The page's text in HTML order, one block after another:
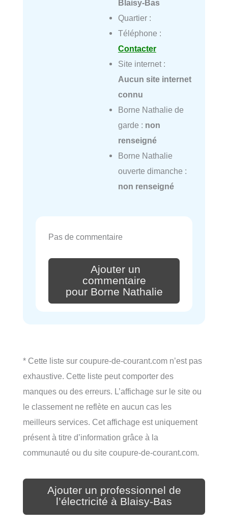
Blaisy-Bas
Quartier :
Téléphone :
Contacter
Site internet :
Aucun site internet
connu
Borne Nathalie de
garde : non
renseigné
Borne Nathalie
ouverte dimanche :
non renseigné
Pas de commentaire
Ajouter un
commentaire
pour Borne Nathalie
* Cette liste sur coupure-de-courant.com n’est pas
exhaustive. Cette liste peut comporter des
manques ou des erreurs. L’affichage sur le site ou
le classement ne reflète en aucun cas les
meilleurs services. Cet affichage est uniquement
présent à titre d’information grâce à la
communauté ou du site coupure-de-courant.com.
Ajouter un professionnel de
l’électricité à Blaisy-Bas